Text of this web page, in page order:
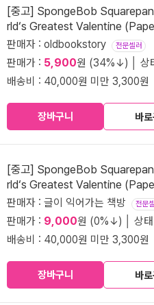
[중고] SpongeBob
rld‘s Greatest Valentine
판매자 : oldbookstory 전문셀러
판매가 : 5,900원 (34%↓) │ 상
배송비 : 40,000원 미만 3,300원
장바구니 바
[중고] SpongeBob
rld‘s Greatest Valentine
판매자 : 글이 익어가는 책방 전문
판매가 : 9,000원 (0%↓) │ 상
배송비 : 40,000원 미만 3,300원
장바구니 바